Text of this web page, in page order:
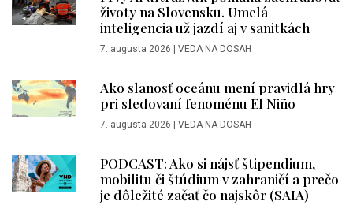
životy na Slovensku. Umelá
inteligencia už jazdí aj v sanitkách
7. augusta 2026 VEDA NA DOSAH
Ako slanosť oceánu mení pravidlá hry
pri sledovaní fenoménu El Niño
7. augusta 2026 VEDA NA DOSAH
PODCAST: Ako si nájsť štipendium,
mobilitu či štúdium v zahraničí a prečo
je dôležité začať čo najskôr (SAIA)